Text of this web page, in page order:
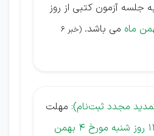
جلسه آزمون کتبی از روز
می باشد.
(خبر 6
مهلت
ساعت 14 روز شنبه مورخ 4 بهمن